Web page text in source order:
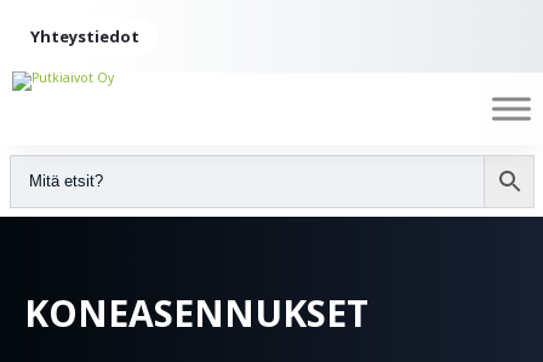
Yhteystiedot
KONEASENNUKSET